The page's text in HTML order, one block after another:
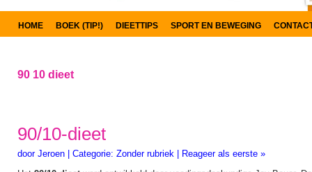
HOME BOEK (TIP!) DIEETTIPS SPORT EN BEWEGING
90 10 dieet
90/10-dieet
door Jeroen Categorie: Zonder rubriek
Reageer als eerste »